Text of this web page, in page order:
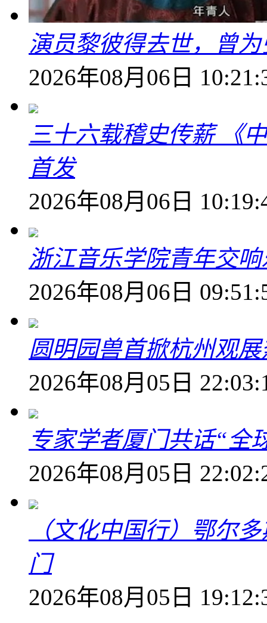
演员黎彼得去世，曾
2026年08月06日
三十六载稽史传薪 《
首发
2026年08月06日
浙江音乐学院青年交
2026年08月06日
圆明园兽首掀杭州观
2026年08月05日
专家学者厦门共话“全
2026年08月05日
（文化中国行）鄂尔
门
2026年08月05日